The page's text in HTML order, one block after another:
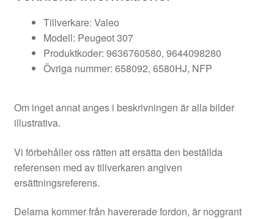
Tillverkare: Valeo
Modell: Peugeot 307
Produktkoder: 9636760580, 9644098280
Övriga nummer: 658092, 6580HJ, NFP
Om inget annat anges i beskrivningen är alla bilder
illustrativa.
Vi förbehåller oss rätten att ersätta den beställda
referensen med av tillverkaren angiven
ersättningsreferens.
Delarna kommer från havererade fordon, är noggrant